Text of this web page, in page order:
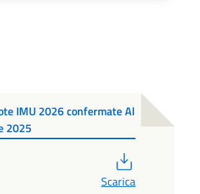
IMU 2026 confermate Al
2025
Scarica